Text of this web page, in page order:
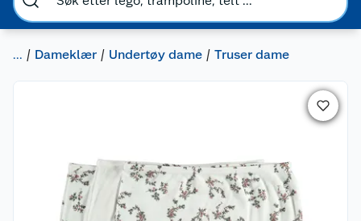
... Dameklær Undertøy dame Truser dame